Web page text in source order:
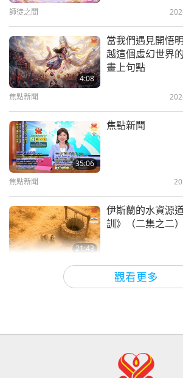
最後的審判：希
食者）所著《天
觀看更多
師徒之間
4:08
當我們遇見開悟
越這個虛幻世界
畫上句點
焦點新聞
35:06
焦點新聞
焦點新聞
21:43
伊斯蘭的水資源
訓》（二集之二）
19:47